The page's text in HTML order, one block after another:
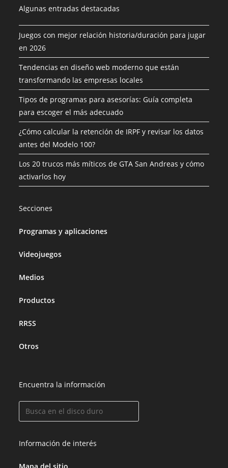
Algunas entradas destacadas
Juegos con mejor relación historia/duración para jugar
en 2026
Tendencias en diseño web moderno que están
transformando las empresas locales
Tipos de programas para asesorías: Guía completa
para escoger el más adecuado
¿Cómo calcular la retención de IRPF y revisar los datos
antes del Modelo 100?
Los 20 trucos más míticos de GTA San Andreas y cómo
activarlos hoy
Secciones
Programas y aplicaciones
Videojuegos
Medios
Productos
RRSS
Otros
Encuentra la información
Información de interés
Mapa del sitio